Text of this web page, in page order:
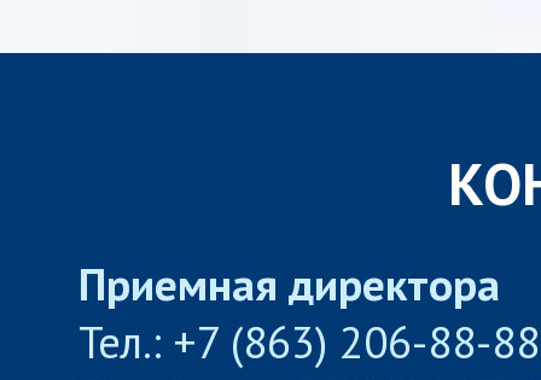
Приемная директора
Тел.: +7 (863) 206-88-